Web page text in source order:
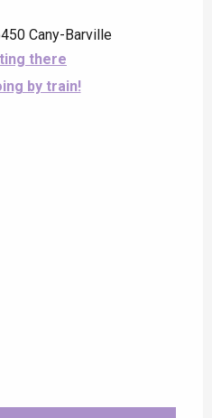
Cany-Barville
there
by train!